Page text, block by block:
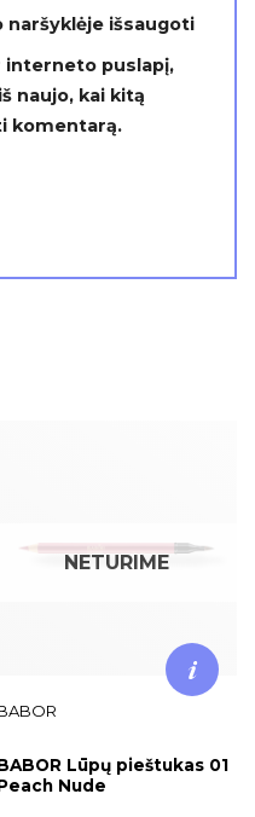
išsaugoti
interneto puslapį,
naujo, kai kitą
komentarą.
NETURIME
Lūpų pieštukas 01
Nude